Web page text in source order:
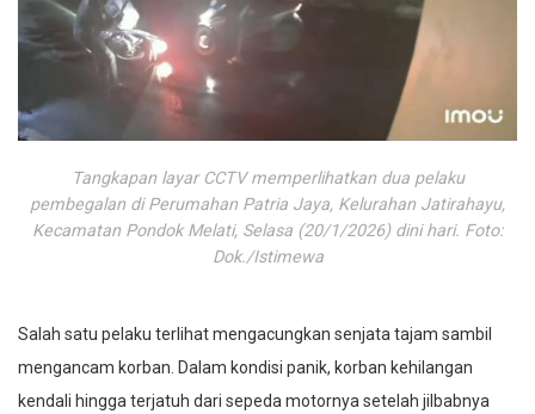
Tangkapan layar CCTV memperlihatkan dua pelaku
pembegalan di Perumahan Patria Jaya, Kelurahan Jatirahayu,
Kecamatan Pondok Melati, Selasa (20/1/2026) dini hari. Foto:
Dok./Istimewa
Salah satu pelaku terlihat mengacungkan senjata tajam sambil
mengancam korban. Dalam kondisi panik, korban kehilangan
kendali hingga terjatuh dari sepeda motornya setelah jilbabnya